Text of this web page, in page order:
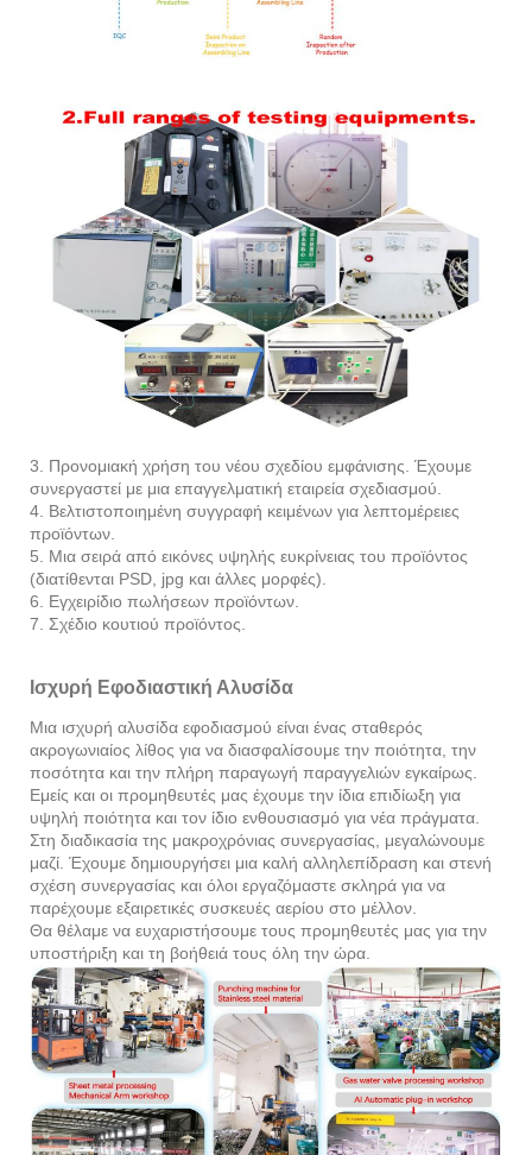
3. Προνομιακή χρήση του νέου σχεδίου εμφάνισης. Έχουμε
συνεργαστεί με μια επαγγελματική εταιρεία σχεδιασμού.
4. Βελτιστοποιημένη συγγραφή κειμένων για λεπτομέρειες
προϊόντων.
5. Μια σειρά από εικόνες υψηλής ευκρίνειας του προϊόντος
(διατίθενται PSD, jpg και άλλες μορφές).
6. Εγχειρίδιο πωλήσεων προϊόντων.
7. Σχέδιο κουτιού προϊόντος.
Ισχυρή Εφοδιαστική Αλυσίδα
Μια ισχυρή αλυσίδα εφοδιασμού είναι ένας σταθερός
ακρογωνιαίος λίθος για να διασφαλίσουμε την ποιότητα, την
ποσότητα και την πλήρη παραγωγή παραγγελιών εγκαίρως.
Εμείς και οι προμηθευτές μας έχουμε την ίδια επιδίωξη για
υψηλή ποιότητα και τον ίδιο ενθουσιασμό για νέα πράγματα.
Στη διαδικασία της μακροχρόνιας συνεργασίας, μεγαλώνουμε
μαζί. Έχουμε δημιουργήσει μια καλή αλληλεπίδραση και στενή
σχέση συνεργασίας και όλοι εργαζόμαστε σκληρά για να
παρέχουμε εξαιρετικές συσκευές αερίου στο μέλλον.
Θα θέλαμε να ευχαριστήσουμε τους προμηθευτές μας για την
υποστήριξη και τη βοήθειά τους όλη την ώρα.